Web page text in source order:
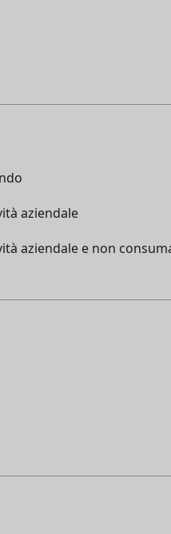
aziendale
aziendale e non